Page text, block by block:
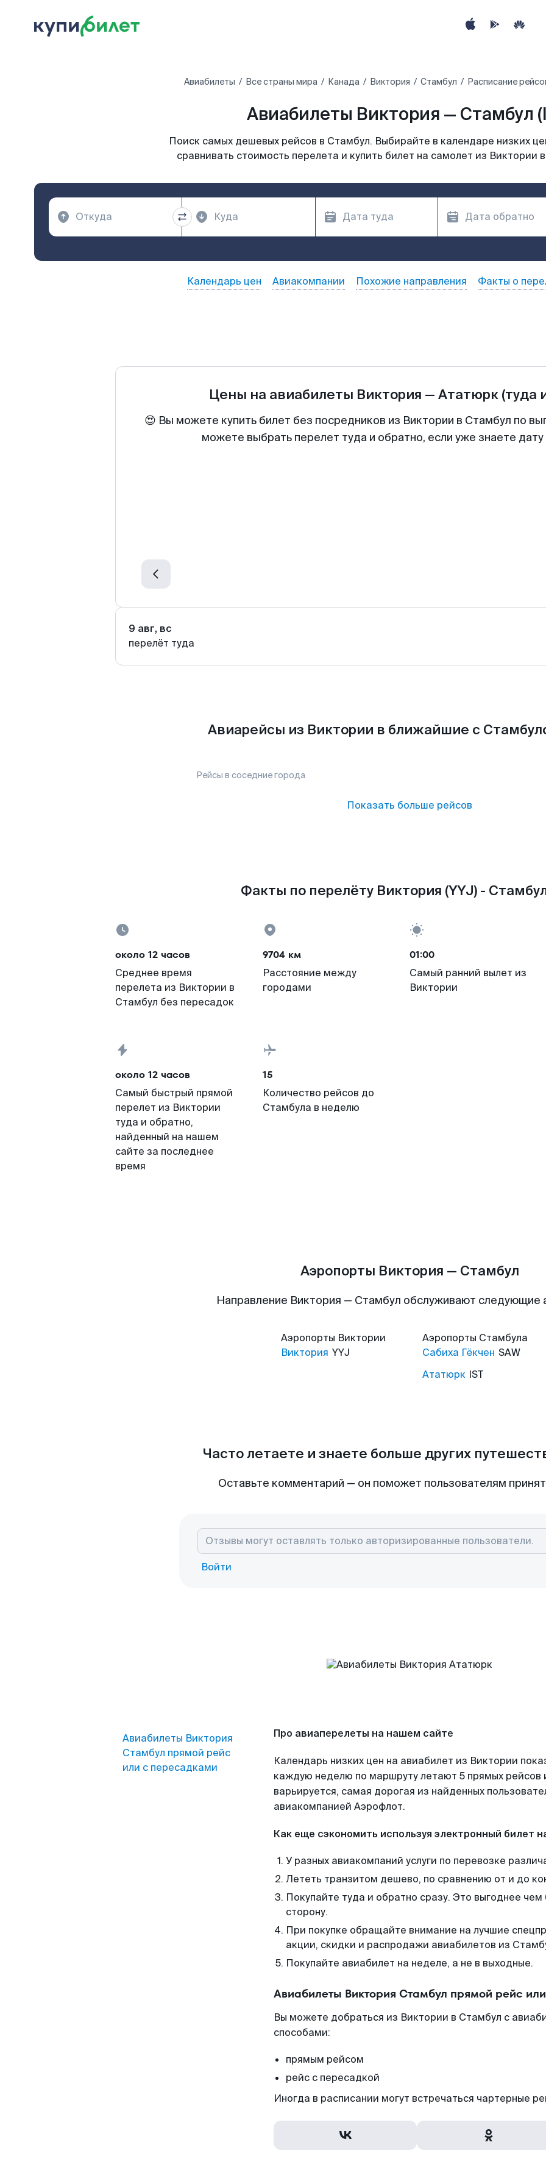
Авиабилеты Все страны мира Канада Виктория Стамбул Расписание
Авиабилеты Виктория — Стамбул
Поиск самых дешевых рейсов в Стамбул. Выбирайте в календаре низких
сравнивать стоимость перелета и купить билет на самолет из Виктории
Календарь цен Авиакомпании Похожие направления Факты о
Цены на авиабилеты Виктория — Ататюрк (туда
😍 Вы можете купить билет без посредников из Виктории в Стамбул по
можете выбрать перелет туда и обратно, если уже знаете
9 авг, вс
перелёт туда
Авиарейсы из Виктории в ближайшие с
Рейсы в соседние города
Показать больше рейсов
Факты по перелёту Виктория (YYJ) -
около 12 часов
Среднее время
перелета из Виктории в
Стамбул без пересадок
9704 км
Расстояние между
городами
01:00
Самый ранний вылет из
Виктории
около 12 часов
Самый быстрый прямой
перелет из Виктории
туда и обратно,
найденный на нашем
сайте за последнее
время
15
Количество рейсов до
Стамбула в неделю
Аэропорты Виктория — Стамбул
Направление Виктория — Стамбул обслуживают следующие
Аэропорты Виктории
Виктория YYJ
Аэропорты Стамбула
Сабиха Гёкчен SAW
Ататюрк IST
Часто летаете и знаете больше других
Оставьте комментарий — он поможет пользователям
Войти
Авиабилеты Виктория
Стамбул прямой рейс
или с пересадками
Про авиаперелеты на нашем сайте
Календарь низких цен на авиабилет из Виктории
каждую неделю по маршруту летают 5 прямых рейсов
варьируется, самая дорогая из найденных
авиакомпанией Аэрофлот.
Как еще сэкономить используя электронный билет
У разных авиакомпаний услуги по перевозке
Лететь транзитом дешево, по сравнению от и до
Покупайте туда и обратно сразу. Это выгоднее
сторону.
При покупке обращайте внимание на лучшие
акции, скидки и распродажи авиабилетов из
Покупайте авиабилет на неделе, а не в выходные.
Авиабилеты Виктория Стамбул прямой рейс
Вы можете добраться из Виктории в Стамбул с
способами:
прямым рейсом
рейс с пересадкой
Иногда в расписании могут встречаться чартерные